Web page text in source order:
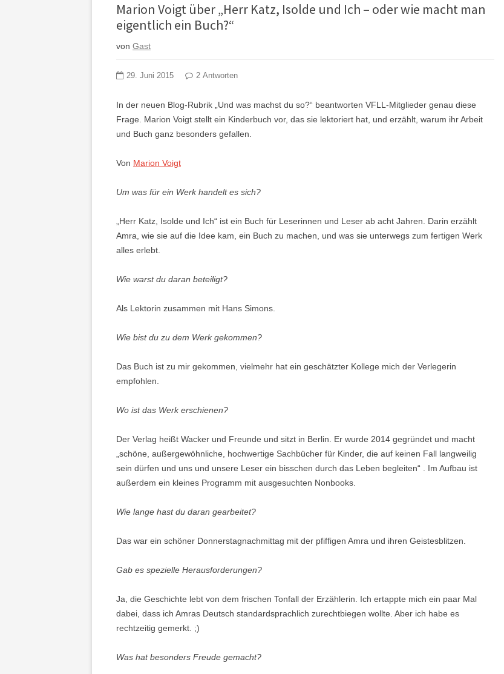
Marion Voigt über „Herr Katz, Isolde und Ich – oder wie macht man
eigentlich ein Buch?“
von Gast
29. Juni 2015 2 Antworten
In der neuen Blog-Rubrik „Und was machst du so?“ beantworten VFLL-Mitglieder genau diese
Frage. Marion Voigt stellt ein Kinderbuch vor, das sie lektoriert hat, und erzählt, warum ihr Arbeit
und Buch ganz besonders gefallen.
Von Marion Voigt
Um was für ein Werk handelt es sich?
„Herr Katz, Isolde und Ich“ ist ein Buch für Leserinnen und Leser ab acht Jahren. Darin erzählt
Amra, wie sie auf die Idee kam, ein Buch zu machen, und was sie unterwegs zum fertigen Werk
alles erlebt.
Wie warst du daran beteiligt?
Als Lektorin zusammen mit Hans Simons.
Wie bist du zu dem Werk gekommen?
Das Buch ist zu mir gekommen, vielmehr hat ein geschätzter Kollege mich der Verlegerin
empfohlen.
Wo ist das Werk erschienen?
Der Verlag heißt Wacker und Freunde und sitzt in Berlin. Er wurde 2014 gegründet und macht
„schöne, außergewöhnliche, hochwertige Sachbücher für Kinder, die auf keinen Fall langweilig
sein dürfen und uns und unsere Leser ein bisschen durch das Leben begleiten“ . Im Aufbau ist
außerdem ein kleines Programm mit ausgesuchten Nonbooks.
Wie lange hast du daran gearbeitet?
Das war ein schöner Donnerstagnachmittag mit der pfiffigen Amra und ihren Geistesblitzen.
Gab es spezielle Herausforderungen?
Ja, die Geschichte lebt von dem frischen Tonfall der Erzählerin. Ich ertappte mich ein paar Mal
dabei, dass ich Amras Deutsch standardsprachlich zurechtbiegen wollte. Aber ich habe es
rechtzeitig gemerkt. ;)
Was hat besonders Freude gemacht?